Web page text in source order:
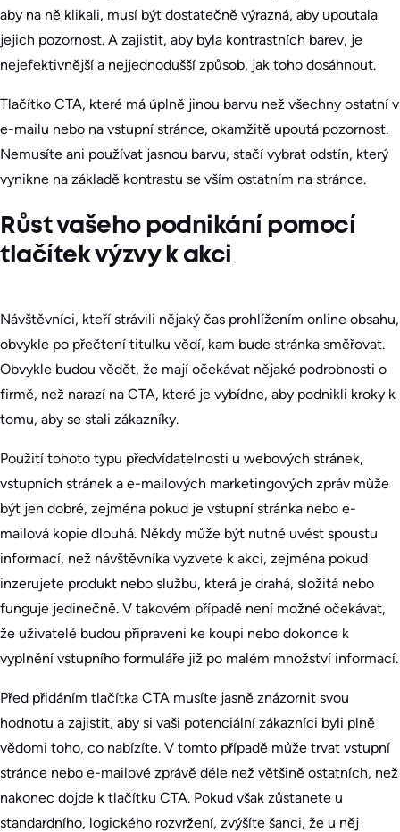
aby na ně klikali, musí být dostatečně výrazná, aby upoutala
jejich pozornost. A zajistit, aby byla kontrastních barev, je
nejefektivnější a nejjednodušší způsob, jak toho dosáhnout.
Tlačítko CTA, které má úplně jinou barvu než všechny ostatní v
e-mailu nebo na vstupní stránce, okamžitě upoutá pozornost.
Nemusíte ani používat jasnou barvu, stačí vybrat odstín, který
vynikne na základě kontrastu se vším ostatním na stránce.
Růst vašeho podnikání pomocí
tlačítek výzvy k akci
Návštěvníci, kteří strávili nějaký čas prohlížením online obsahu,
obvykle po přečtení titulku vědí, kam bude stránka směřovat.
Obvykle budou vědět, že mají očekávat nějaké podrobnosti o
firmě, než narazí na CTA, které je vybídne, aby podnikli kroky k
tomu, aby se stali zákazníky.
Použití tohoto typu předvídatelnosti u webových stránek,
vstupních stránek a e-mailových marketingových zpráv může
být jen dobré, zejména pokud je vstupní stránka nebo e-
mailová kopie dlouhá. Někdy může být nutné uvést spoustu
informací, než návštěvníka vyzvete k akci, zejména pokud
inzerujete produkt nebo službu, která je drahá, složitá nebo
funguje jedinečně. V takovém případě není možné očekávat,
že uživatelé budou připraveni ke koupi nebo dokonce k
vyplnění vstupního formuláře již po malém množství informací.
Před přidáním tlačítka CTA musíte jasně znázornit svou
hodnotu a zajistit, aby si vaši potenciální zákazníci byli plně
vědomi toho, co nabízíte. V tomto případě může trvat vstupní
stránce nebo e-mailové zprávě déle než většině ostatních, než
nakonec dojde k tlačítku CTA. Pokud však zůstanete u
standardního, logického rozvržení, zvýšíte šanci, že u něj